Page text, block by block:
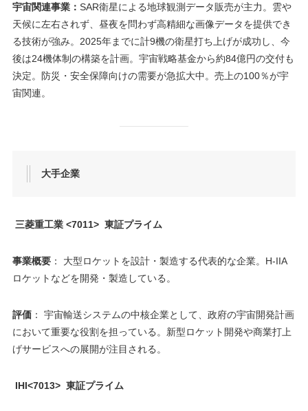
宇宙関連事業：SAR衛星による地球観測データ販売が主力。雲や
天候に左右されず、昼夜を問わず高精細な画像データを提供でき
る技術が強み。2025年までに計9機の衛星打ち上げが成功し、今
後は24機体制の構築を計画。宇宙戦略基金から約84億円の交付も
決定。防災・安全保障向けの需要が急拡大中。売上の100％が宇
宙関連。
大手企業
三菱重工業 <7011> 東証プライム
事業概要 ： 大型ロケットを設計・製造する代表的な企業。H-IIA
ロケットなどを開発・製造している。
評価 ： 宇宙輸送システムの中核企業として、政府の宇宙開発計画
において重要な役割を担っている。新型ロケット開発や商業打上
げサービスへの展開が注目される。
IHI<7013> 東証プライム